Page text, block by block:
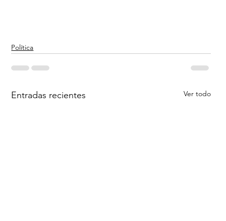
Política
Entradas recientes Ver todo